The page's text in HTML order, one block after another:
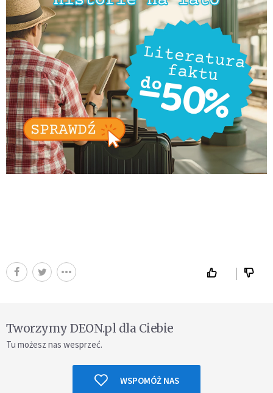
Tworzymy DEON.pl dla Ciebie
Tu możesz nas wesprzeć.
WSPOMÓŻ NAS